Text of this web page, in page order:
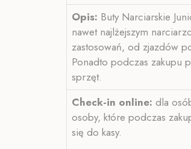
Opis: Buty Narciarskie
nawet najlżejszym
zastosowań, od zjazdów
Ponadto podczas zakupu
sprzęt.
Check-in online: dla
osoby, które podczas
się do kasy.